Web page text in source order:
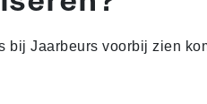
Jaarbeurs voorbij zien